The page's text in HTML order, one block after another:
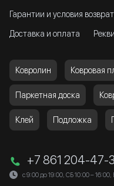
Гарантии и условия
Доставка и оплата
Ковролин Ковровая
Паркетная доска
Клей Подложка
+7 861 204-47-
с 9:00 до 19:00, СБ 10:00 –